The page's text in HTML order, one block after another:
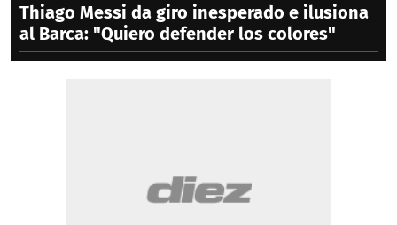
Thiago Messi da giro inesperado e ilusiona
al Barca: "Quiero defender los colores"